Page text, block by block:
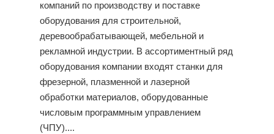
компаний по производству и поставке
оборудования для строительной,
деревообрабатывающей, мебельной и
рекламной индустрии. В ассортиментный ряд
оборудования компании входят станки для
фрезерной, плазменной и лазерной
обработки материалов, оборудованные
числовым программным управлением
(ЧПУ)....